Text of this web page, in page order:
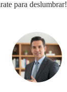
para deslumbrar!